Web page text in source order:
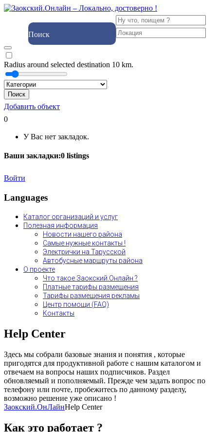
Поиск
Radius around selected destination 10 km.
Поиск
Добавить объект
0
У Вас нет закладок.
Ваши закладки:0 listings
Войти
Languages
Каталог организаций и услуг
Полезная информация
Новости нашего района
Самые нужные контакты !
Электрички на Тарусской
Автобусные маршруты района
О проекте
Что такое Заокский.Онлайн ?
Платные тарифы размещения
Тарифы размещения рекламы
Центр помощи (FAQ)
Контакты
Help Center
Здесь мы собрали базовые знания и понятия , которые
пригодятся для продуктивной работе с нашим каталогом и
отвечаем на вопросы наших подписчиков. Раздел
обновляемый и пополняемый. Прежде чем задать вопрос по
телефону или почте, пробежитесь по данному разделу,
возможно решение уже описано !
Заокский.ОнЛайнHelp Center
Как это работает ?